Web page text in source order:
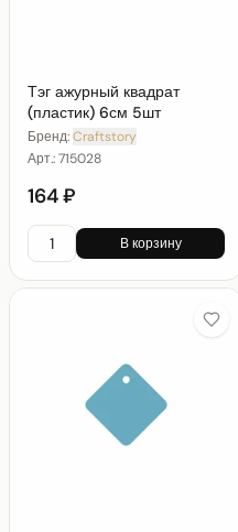
Тэг ажурный квадрат
(пластик) 6см 5шт
Бренд:Craftstory
Арт.:715028
164 ₽
В корзину